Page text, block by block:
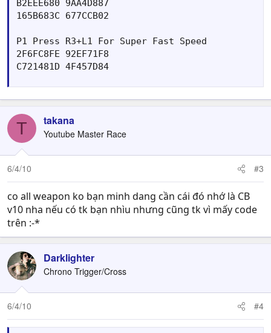
B2EEE680 9AA4D887
165B683C 677CCB02
P1 Press R3+L1 For Super Fast Speed
2F6FC8FE 92EF71F8
C721481D 4F457D84
T takana
Youtube Master Race
6/4/10 #3
co all weapon ko bạn minh dang cần cái đó nhớ là CB
v10 nha nếu có tk bạn nhìu nhưng cũng tk vì mấy code
trên :-*
Darklighter
Chrono Trigger/Cross
6/4/10 #4